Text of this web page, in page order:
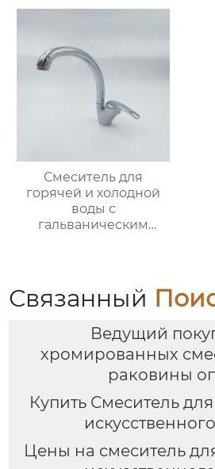
Смеситель для
горячей и холодной
воды с
гальваническим
Связанный
Ведущий
хромированных
раковины
Купить Смеситель
Цены на смеситель